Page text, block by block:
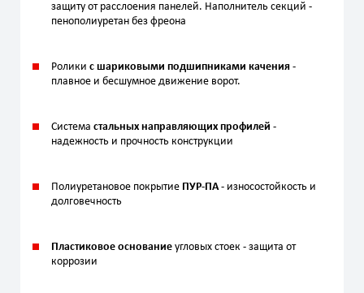
защиту от расслоения панелей. Наполнитель секций -
пенополиуретан без фреона
Ролики с шариковыми подшипниками качения -
плавное и бесшумное движение ворот.
Система стальных направляющих профилей -
надежность и прочность конструкции
Полиуретановое покрытие ПУР-ПА- износостойкость и
долговечность
Пластиковое основание угловых стоек - защита от
коррозии